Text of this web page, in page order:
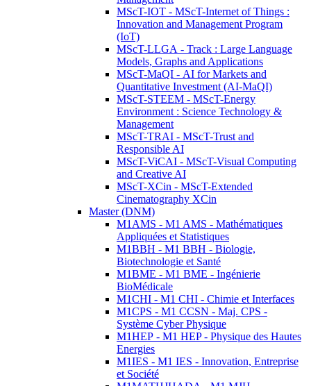
MScT-IOT - MScT-Internet of Things :
Innovation and Management Program
(IoT)
MScT-LLGA - Track : Large Language
Models, Graphs and Applications
MScT-MaQI - AI for Markets and
Quantitative Investment (AI-MaQI)
MScT-STEEM - MScT-Energy
Environment : Science Technology &
Management
MScT-TRAI - MScT-Trust and
Responsible AI
MScT-ViCAI - MScT-Visual Computing
and Creative AI
MScT-XCin - MScT-Extended
Cinematography XCin
Master (DNM)
M1AMS - M1 AMS - Mathématiques
Appliquées et Statistiques
M1BBH - M1 BBH - Biologie,
Biotechnologie et Santé
M1BME - M1 BME - Ingénierie
BioMédicale
M1CHI - M1 CHI - Chimie et Interfaces
M1CPS - M1 CCSN - Maj. CPS -
Système Cyber Physique
M1HEP - M1 HEP - Physique des Hautes
Energies
M1IES - M1 IES - Innovation, Entreprise
et Société